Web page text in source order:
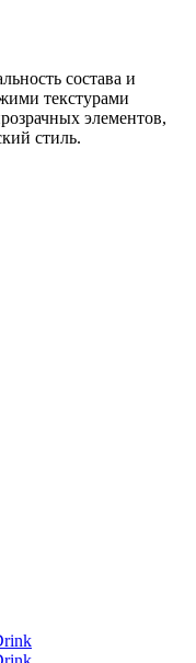
состава и
текстурами
элементов,
стиль.